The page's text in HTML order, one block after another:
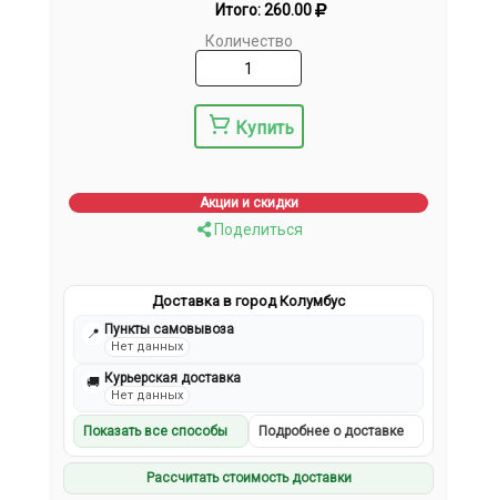
Итого:260.00
Количество
Купить
Акции и скидки
Поделиться
Доставка в город Колумбус
📍 Пункты самовывоза
Нет данных
🚚 Курьерская доставка
Нет данных
Показать все способы Подробнее о доставке
Рассчитать стоимость доставки